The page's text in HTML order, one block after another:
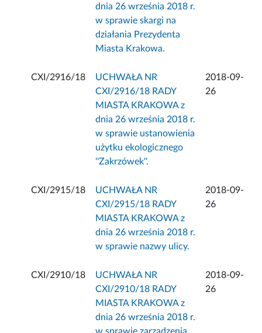
dnia 26 września 2018 r.
w sprawie skargi na
działania Prezydenta
Miasta Krakowa.
CXI/2916/18
UCHWAŁA NR
CXI/2916/18 RADY
MIASTA KRAKOWA z
dnia 26 września 2018 r.
w sprawie ustanowienia
użytku ekologicznego
''Zakrzówek''.
2018-09-
26
CXI/2915/18
UCHWAŁA NR
CXI/2915/18 RADY
MIASTA KRAKOWA z
dnia 26 września 2018 r.
w sprawie nazwy ulicy.
2018-09-
26
CXI/2910/18
UCHWAŁA NR
CXI/2910/18 RADY
MIASTA KRAKOWA z
dnia 26 września 2018 r.
2018-09-
26